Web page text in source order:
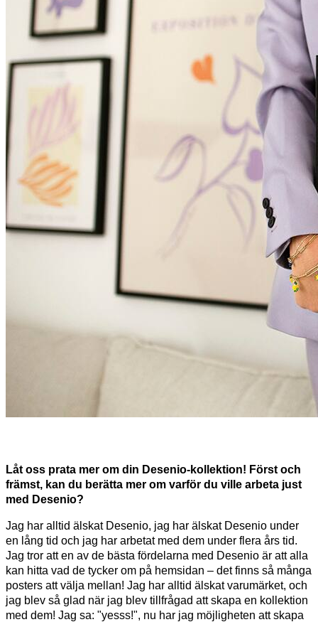
Låt oss prata mer om din Desenio-kollektion! Först och
främst, kan du berätta mer om varför du ville arbeta just
med Desenio?
Jag har alltid älskat Desenio, jag har älskat Desenio under
en lång tid och jag har arbetat med dem under flera års tid.
Jag tror att en av de bästa fördelarna med Desenio är att alla
kan hitta vad de tycker om på hemsidan – det finns så många
posters att välja mellan! Jag har alltid älskat varumärket, och
jag blev så glad när jag blev tillfrågad att skapa en kollektion
med dem! Jag sa: "yesss!", nu har jag möjligheten att skapa